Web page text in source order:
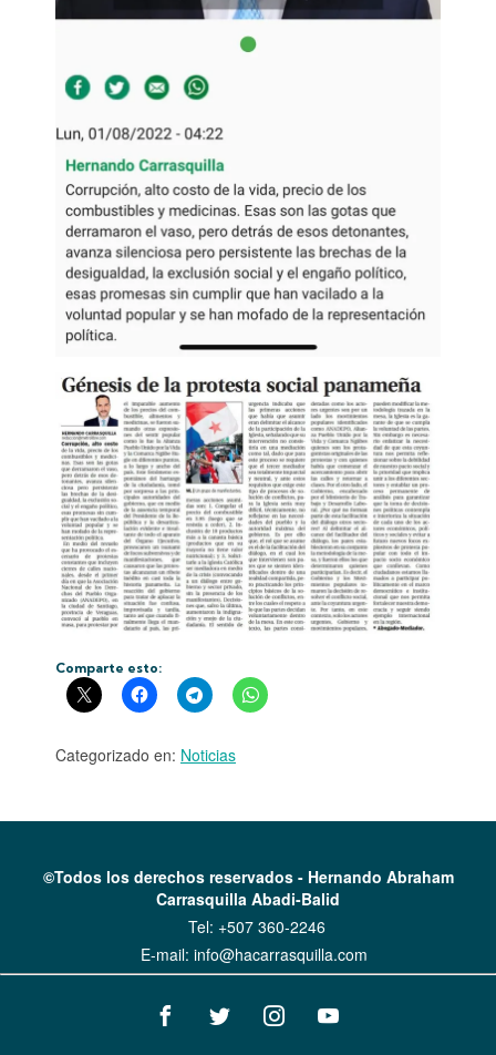
Comparte esto:
Categorizado en: Noticias
©Todos los derechos reservados - Hernando Abraham
Carrasquilla Abadi-Balid
Tel: +507 360-2246
E-mail: info@hacarrasquilla.com